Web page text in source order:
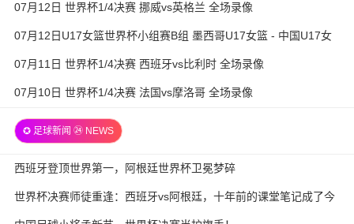
07月12日 世界杯1/4决赛 挪威vs英格兰 全场录像
07月12日U17女篮世界杯小组赛B组 墨西哥U17女篮 - 中国U17女
篮 全场录像
07月11日 世界杯1/4决赛 西班牙vs比利时 全场录像
07月10日 世界杯1/4决赛 法国vs摩洛哥 全场录像
✪ 足球新闻 ㉔ NEWS
西班牙登顶世界第一，阿根廷世界杯卫冕梦碎
世界杯决赛师徒重逢：西班牙vs阿根廷，十年前的课堂笔记成了今
天的战术板